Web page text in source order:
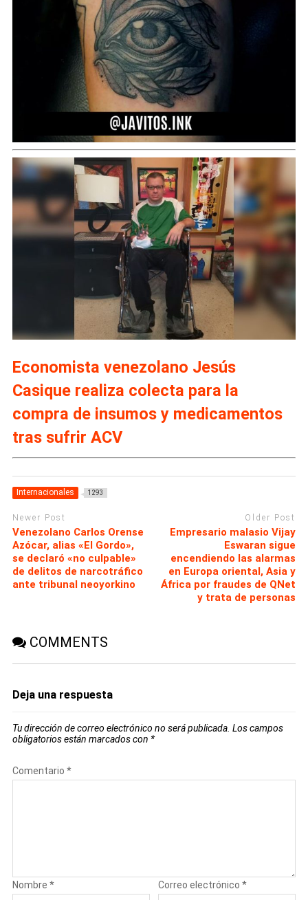
Economista venezolano Jesús
Casique realiza colecta para la
compra de insumos y medicamentos
tras sufrir ACV
Internacionales 1293
Newer Post
Venezolano Carlos Orense
Azócar, alias «El Gordo»,
se declaró «no culpable»
de delitos de narcotráfico
ante tribunal neoyorkino
Older Post
Empresario malasio Vijay
Eswaran sigue
encendiendo las alarmas
en Europa oriental, Asia y
África por fraudes de QNet
y trata de personas
COMMENTS
Deja una respuesta
Tu dirección de correo electrónico no será publicada. Los campos
obligatorios están marcados con *
Comentario *
Nombre * Correo electrónico*